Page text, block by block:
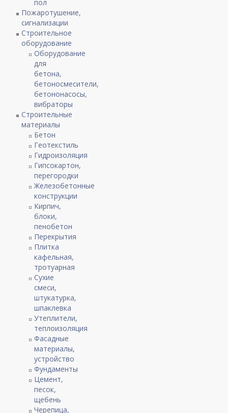
пол
Пожаротушение,
сигнализации
Строительное
оборудование
Оборудование
для
бетона,
бетоносмесители,
бетононасосы,
вибраторы
Строительные
материалы
Бетон
Геотекстиль
Гидроизоляция
Гипсокартон,
перегородки
Железобетонные
конструкции
Кирпич,
блоки,
пенобетон
Перекрытия
Плитка
кафельная,
тротуарная
Сухие
смеси,
штукатурка,
шпаклевка
Утеплители,
теплоизоляция
Фасадные
материалы,
устройство
Фундаменты
Цемент,
песок,
щебень
Черепица,